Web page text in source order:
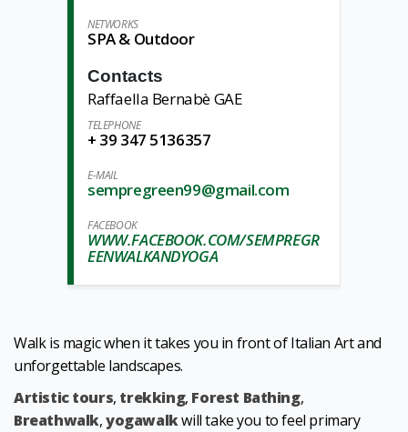
NETWORKS
SPA & Outdoor
Contacts
Raffaella Bernabè GAE
TELEPHONE
+ 39 347 5136357
E-MAIL
sempregreen99@gmail.com
FACEBOOK
WWW.FACEBOOK.COM/SEMPREGR
EENWALKANDYOGA
Walk is magic when it takes you in front of Italian Art and
unforgettable landscapes.
Artistic tours, trekking, Forest Bathing,
Breathwalk,yogawalkwill take you to feel primary